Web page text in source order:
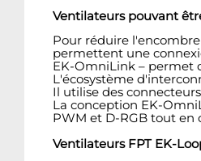
Ventilateurs pouvant
Pour réduire
permettent une
EK-OmniLink – permet
L'écosystème
Il utilise des
La conception EK-
PWM et D-RGB tout
Ventilateurs FPT EK-